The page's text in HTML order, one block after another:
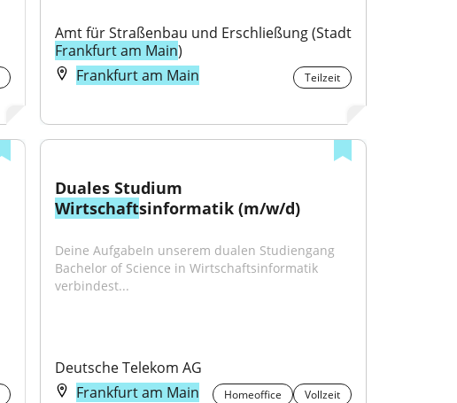
Amt für Straßenbau und Erschließung (Stadt
Frankfurt am Main)
Frankfurt am Main
Teilzeit
Wirtschaftsinformatik (m/w/d)
Deine AufgabeIn unserem dualen Studiengang
Bachelor of Science in Wirtschaftsinformatik
verbindest...
Deutsche Telekom AG
Frankfurt am Main
Homeoffice Vollzeit